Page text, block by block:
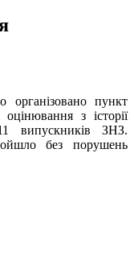
пункт
з історії
випускників ЗНЗ.
без порушень